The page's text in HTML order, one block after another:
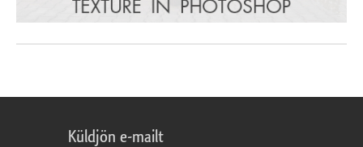
Küldjön e-mailt